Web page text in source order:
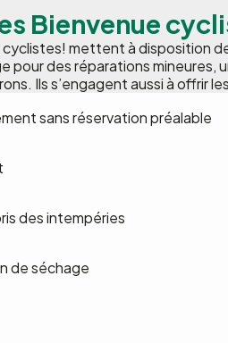
Bienvenue
mettent à disposition
pour des réparations mineures,
Ils s’engagent aussi à offrir
sans réservation préalable
des intempéries
de séchage